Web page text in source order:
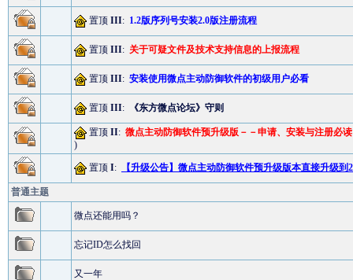
置顶 III: 1.2版序列号安装2.0版注册流程
置顶 III: 关于可疑文件及技术支持信息的上报流程
置顶 III: 安装使用微点主动防御软件的初级用户必看
置顶 III: 《东方微点论坛》守则
置顶 II: 微点主动防御软件预升级版－－申请、安装与注册必读
)
置顶 I: 【升级公告】微点主动防御软件预升级版本直接升级到
普通主题
微点还能用吗？
忘记ID怎么找回
又一年